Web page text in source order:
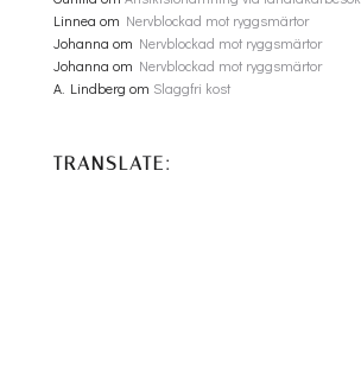
Linnea om Nervblockad mot ryggsmärtor
Johanna om Nervblockad mot ryggsmärtor
Johanna om Nervblockad mot ryggsmärtor
A. Lindberg om Slaggfri kost
TRANSLATE: